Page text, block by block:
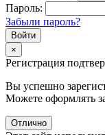
Пароль:
Забыли пароль?
×
Регистрация
Вы успешно
Можете оформлять
Отлично